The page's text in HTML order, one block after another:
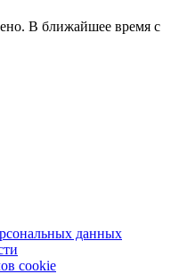
В ближайшее время с
данных
cookie